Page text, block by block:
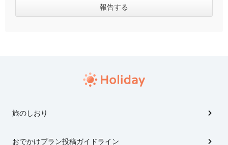
旅のしおり
おでかけプラン投稿ガイドライン